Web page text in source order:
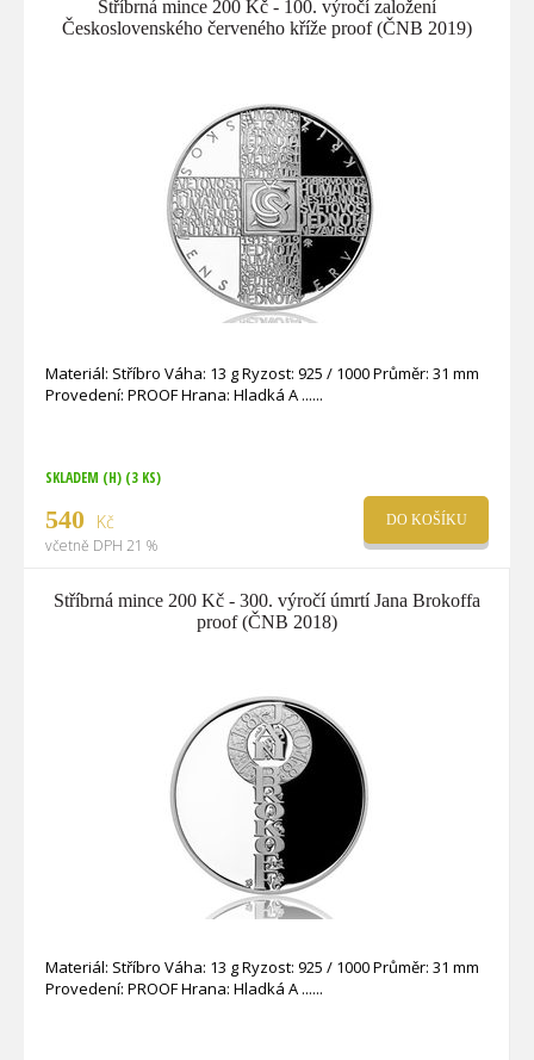
Stříbrná mince 200 Kč - 100. výročí založení
Československého červeného kříže proof (ČNB 2019)
Materiál: Stříbro Váha: 13 g Ryzost: 925 / 1000 Průměr: 31 mm
Provedení: PROOF Hrana: Hladká A ...
SKLADEM (H) (3 KS)
540 Kč
včetně DPH 21 %
DO KOŠÍKU
Stříbrná mince 200 Kč - 300. výročí úmrtí Jana Brokoffa
proof (ČNB 2018)
Materiál: Stříbro Váha: 13 g Ryzost: 925 / 1000 Průměr: 31 mm
Provedení: PROOF Hrana: Hladká A ...